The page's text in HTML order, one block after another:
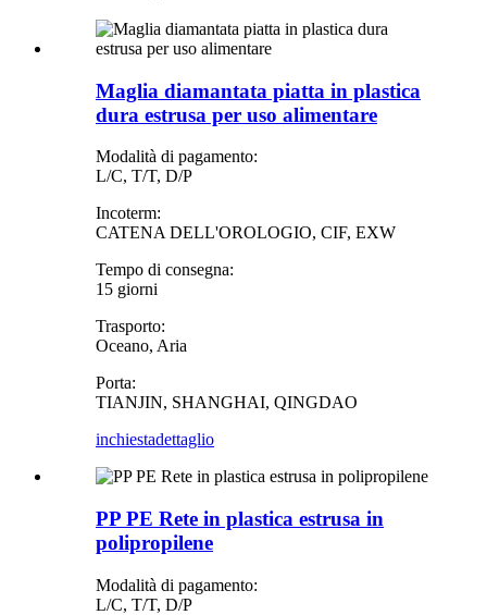
Maglia diamantata piatta in plastica
dura estrusa per uso alimentare
Modalità di pagamento:
L/C, T/T, D/P
Incoterm:
CATENA DELL'OROLOGIO, CIF, EXW
Tempo di consegna:
15 giorni
Trasporto:
Oceano, Aria
Porta:
TIANJIN, SHANGHAI, QINGDAO
inchiestadettaglio
PP PE Rete in plastica estrusa in
polipropilene
Modalità di pagamento:
L/C, T/T, D/P